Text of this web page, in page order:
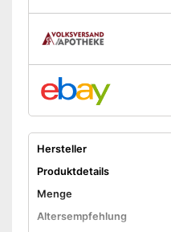
Hersteller
Produktdetails
Menge
Altersempfehlung